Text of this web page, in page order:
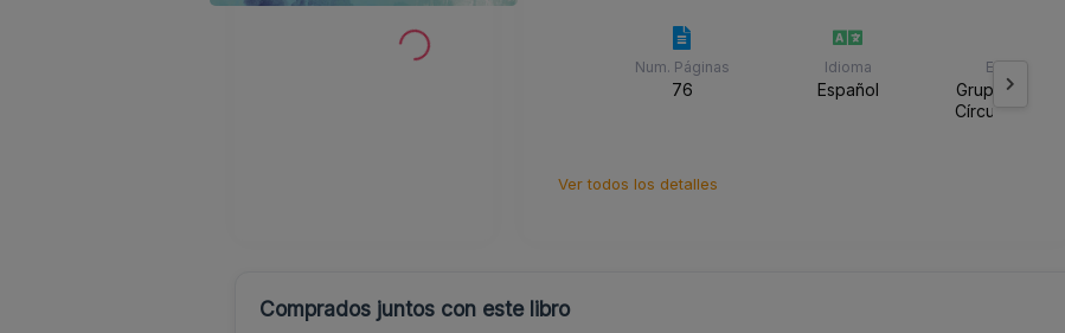
Num. Páginas
76
Idioma
Español
Editorial
Grupo Editorial
Círculo Rojo SL
Ver todos los detalles
Comprados juntos con este libro